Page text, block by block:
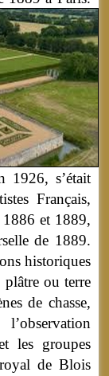
1926, s’était
Français,
1886 et 1889,
de 1889.
historiques
plâtre ou terre
de chasse,
les groupes
de Blois